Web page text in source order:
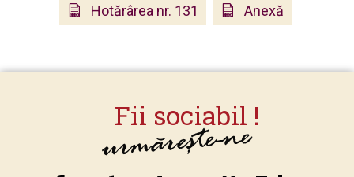
Hotărârea nr. 131 Anexă